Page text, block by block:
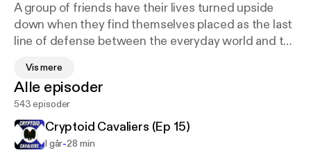
A group of friends have their lives turned upside
down when they find themselves placed as the last
line of defense between the everyday world and the
This actual play podcast uses Monster of the Week
and other Powered by the Apocalypse games, all
within the same dimension hopping narrative, to
follow the Indiana Paranormal Task-force (IPT) as
they are thrust into the front lines of a battle they
Vis mere
Alle episoder
543 episoder
Cryptoid Cavaliers (Ep 15)
I går-28 min